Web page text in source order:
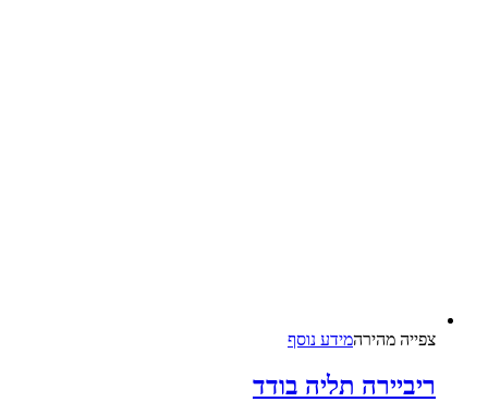
צפייה‬ ‫מהירה‬מידע נוסף
ריביירה תליה בודד